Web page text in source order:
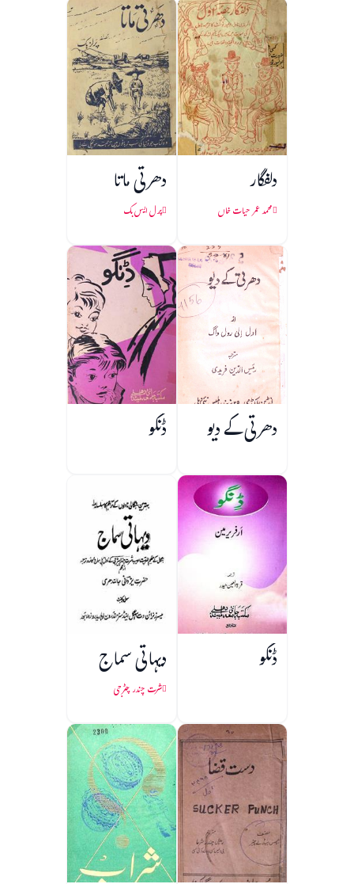
دلفگار
محمد عمر حیات خاں
دھرتی ماتا
پرل ایس بک
دھرتی کے دیو ڈنگو
ڈنگو دیہاتی سماج
شرت چندر چٹرجی